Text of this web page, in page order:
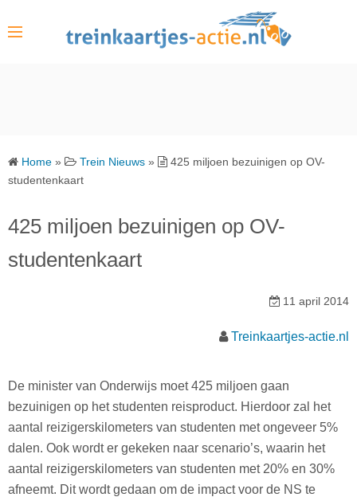
Home » Trein Nieuws »
425 miljoen bezuinigen op OV-
studentenkaart
425 miljoen bezuinigen op OV-
studentenkaart
11 april 2014
Treinkaartjes-actie.nl
De minister van Onderwijs moet 425 miljoen gaan
bezuinigen op het studenten reisproduct. Hierdoor zal het
aantal reizigerskilometers van studenten met ongeveer 5%
dalen. Ook wordt er gekeken naar scenario’s, waarin het
aantal reizigerskilometers van studenten met 20% en 30%
afneemt. Dit wordt gedaan om de impact voor de NS te